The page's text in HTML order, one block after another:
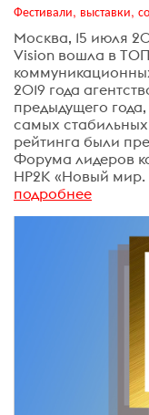
Фестивали, выставки,
Москва, 15 июля
Vision вошла в
2019 года
предыдущего года,
самых стабильных
рейтинга были
Форума лидеров
НР2К «Новый мир.
подробнее